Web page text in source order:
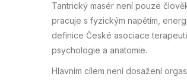
Tantrický masér není pouze
pracuje s fyzickým napětím,
definice České asociace
psychologie a anatomie.
Hlavním cílem není dosažení